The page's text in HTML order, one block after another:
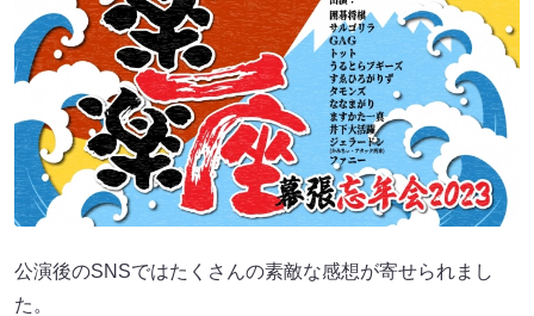
公演後のSNSではたくさんの素敵な感想が寄せられまし
た。